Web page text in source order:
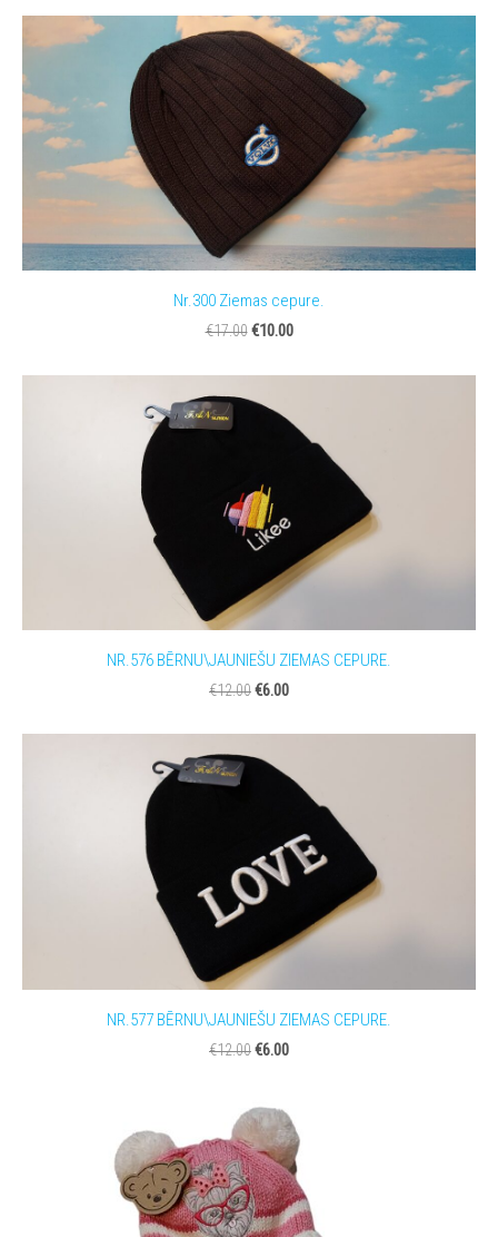
Nr.300 Ziemas cepure.
€17.00 €10.00
NR.576 BĒRNU\JAUNIEŠU ZIEMAS CEPURE.
€12.00€6.00
NR.577 BĒRNU\JAUNIEŠU ZIEMAS CEPURE.
€12.00€6.00